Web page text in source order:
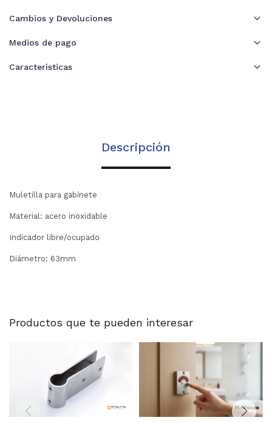
Cambios y Devoluciones
Medios de pago
Características
Descripción
Muletilla para gabinete
Material: acero inoxidable
Indicador libre/ocupado
Diámetro: 63mm
Productos que te pueden interesar